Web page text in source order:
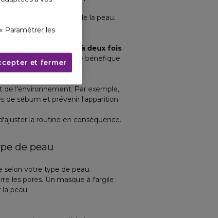
votre routine de soins de la peau.
un gommage une à deux fois
par semaine, peut être bénéfique.
de l'environnement. Par exemple,
de sébum et prévenir l'apparition
la routine en conséquence.
de peau
selon votre type de peau.
les pores. Un masque à l'argile
peau.
Paramétrer les
et fermer